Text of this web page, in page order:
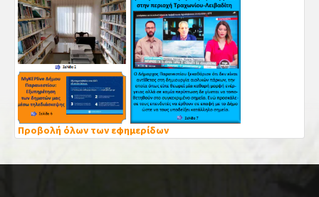
Προβολή όλων των εφημερίδων